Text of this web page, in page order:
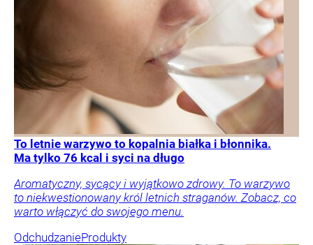
To letnie warzywo to kopalnia białka i błonnika.
Ma tylko 76 kcal i syci na długo
Aromatyczny, sycący i wyjątkowo zdrowy. To warzywo
to niekwestionowany król letnich straganów. Zobacz, co
warto włączyć do swojego menu.
OdchudzanieProdukty